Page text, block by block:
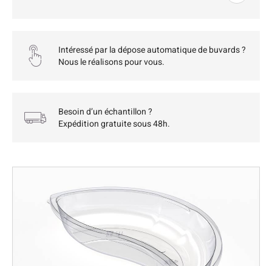
Intéressé par la dépose automatique de buvards ?
Nous le réalisons pour vous.
Besoin d’un échantillon ?
Expédition gratuite sous 48h.